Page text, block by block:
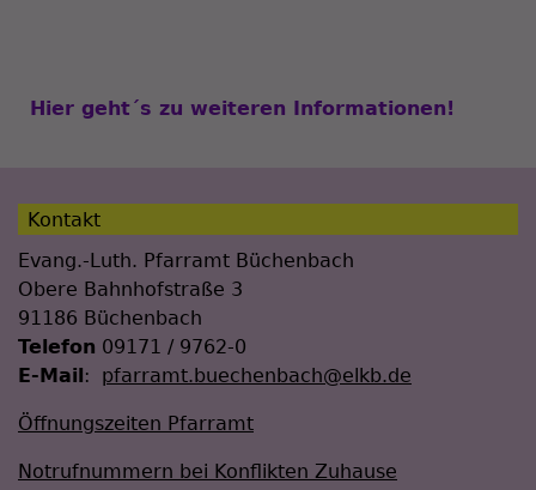
Hier geht´s zu weiteren Informationen!
Kontakt
Evang.-Luth. Pfarramt Büchenbach
Obere Bahnhofstraße 3
91186 Büchenbach
Telefon 09171 / 9762-0
E-Mail: pfarramt.buechenbach@elkb.de
Öffnungszeiten Pfarramt
Notrufnummern bei Konflikten Zuhause